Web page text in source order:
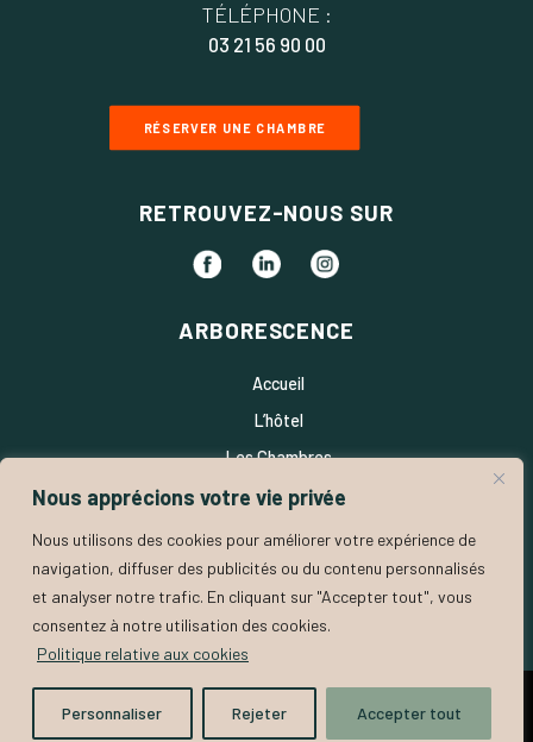
Nous apprécions votre vie privée
Nous utilisons des cookies pour améliorer votre expérience de
navigation, diffuser des publicités ou du contenu personnalisés
et analyser notre trafic. En cliquant sur "Accepter tout", vous
consentez à notre utilisation des cookies.
Politique relative aux cookies
Personnaliser Rejeter Accepter tout
TÉLÉPHONE :
03 21 56 90 00
RÉSERVER UNE CHAMBRE
RETROUVEZ-NOUS SUR
ARBORESCENCE
Accueil
L’hôtel
Les Chambres
Les Services
Nos Bonnes Adresses
Nos Avis Clients
Contact
confidentialité
Webdesign et intégration du site :AnjelouDesign.